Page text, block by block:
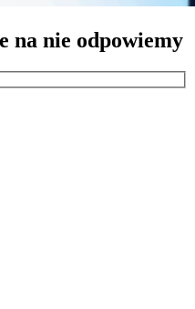
na nie odpowiemy